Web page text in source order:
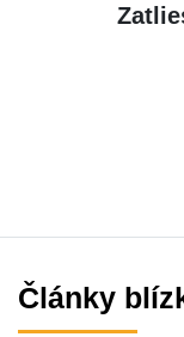
Články